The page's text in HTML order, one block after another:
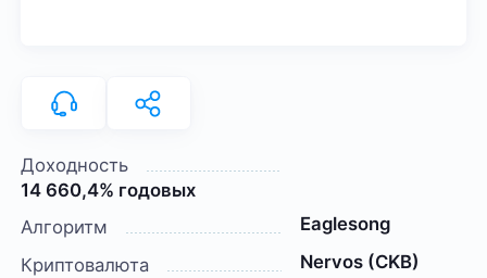
Доходность
14 660,4% годовых
Алгоритм
Eaglesong
Криптовалюта
Nervos (CKB)